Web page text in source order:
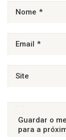
Nome *
Email *
Site
Guardar o
para a